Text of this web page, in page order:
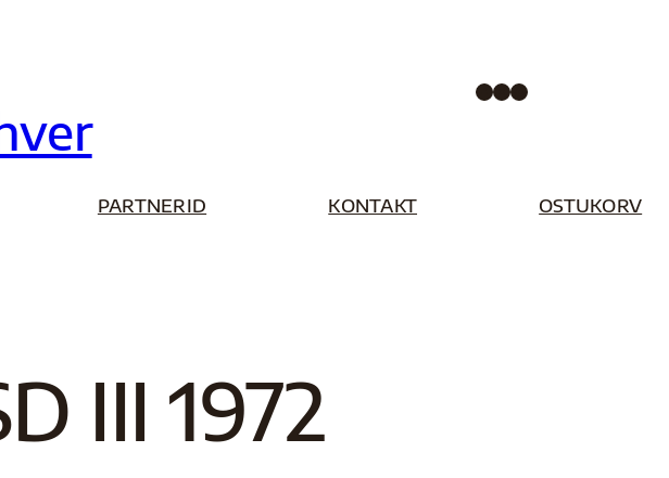
Facebook InstagramPinterest
PARTNERID KONTAKT OSTUKORV
III 1972